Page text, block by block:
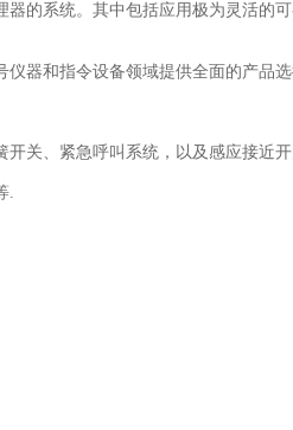
的系统。其中包括应用极为灵活的
器和指令设备领域提供全面的产品选
关、紧急呼叫系统，以及感应接近开
.